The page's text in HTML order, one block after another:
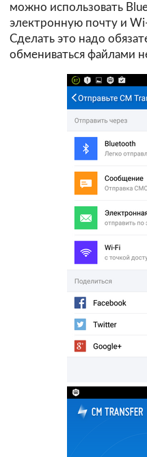
можно использовать
электронную почту и
Сделать это надо
обмениваться файлами